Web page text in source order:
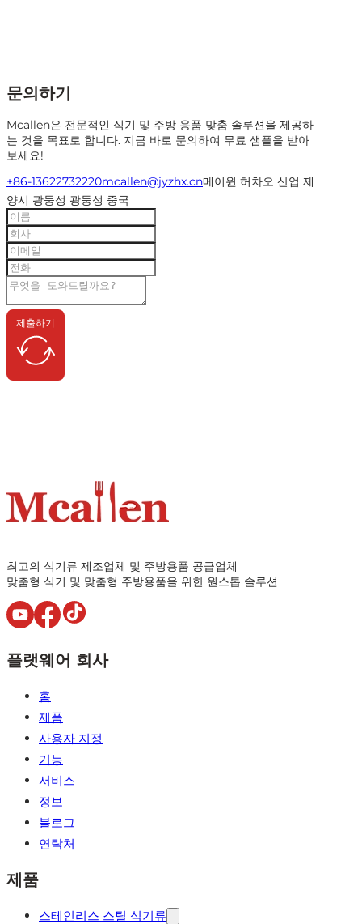
문의하기
Mcallen은 전문적인 식기 및 주방 용품 맞춤 솔루션을 제공하
는 것을 목표로 합니다. 지금 바로 문의하여 무료 샘플을 받아
보세요!
+86-13622732220mcallen@jyzhx.cn메이윈 허차오 산업 제
양시 광둥성 광둥성 중국
제출하기
최고의 식기류 제조업체 및 주방용품 공급업체
맞춤형 식기 및 맞춤형 주방용품을 위한 원스톱 솔루션
플랫웨어 회사
홈
제품
사용자 지정
기능
서비스
정보
블로그
연락처
제품
스테인리스 스틸 식기류